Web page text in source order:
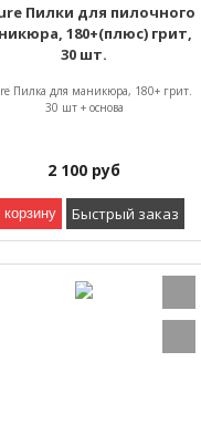
Пилки для пилочного
180+(плюс) грит,
30 шт.
Пилка для маникюра, 180+ грит.
30 шт + основа
2 100 руб
корзину Быстрый заказ